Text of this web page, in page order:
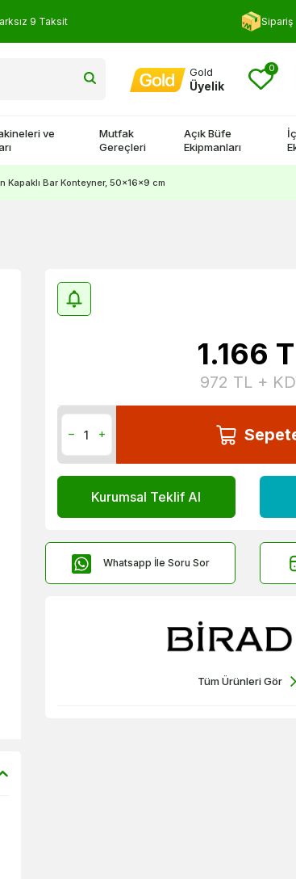
9 Taksit Yorum Yap 500
Sipariş
Gold
Üyelik
0
ve
Mutfak
Gereçleri
Açık Büfe
Ekipmanları
Kapaklı Bar Konteyner, 50x16x9 cm
1.166
972 TL +
Kurumsal Teklif Al
Whatsapp İle Soru Sor
Tüm Ürünleri Gör